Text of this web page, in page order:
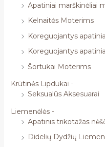
Apatiniai marškinėliai
Kelnaitės Moterims
Koreguojantys
Koreguojantys
Šortukai Moterims
Krūtinės Lipdukai -
Seksualūs Aksesuarai
Liemenėlės -
Apatinis trikotažas
Didelių Dydžių